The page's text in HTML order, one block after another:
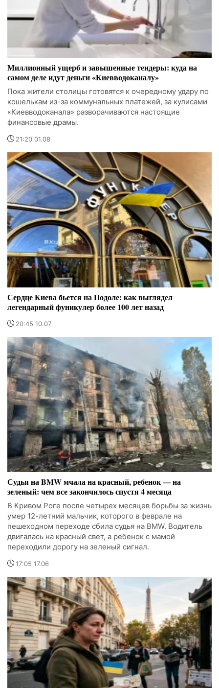
Миллионный ущерб и завышенные тендеры: куда на
самом деле идут деньги «Киевводоканалу»
Пока жители столицы готовятся к очередному удару по
кошелькам из-за коммунальных платежей, за кулисами
«Киевводоканала» разворачиваются настоящие
финансовые драмы.
21:20 01.08
Сердце Киева бьется на Подоле: как выглядел
легендарный фуникулер более 100 лет назад
20:45 10.07
Судья на BMW мчала на красный, ребенок — на
зеленый: чем все закончилось спустя 4 месяца
В Кривом Роге после четырех месяцев борьбы за жизнь
умер 12-летний мальчик, которого в феврале на
пешеходном переходе сбила судья на BMW. Водитель
двигалась на красный свет, а ребенок с мамой
переходили дорогу на зеленый сигнал.
17:05 17.06